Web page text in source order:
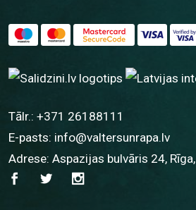
Tālr.: +371 26188111
E-pasts: info@valtersunrapa.lv
Adrese: Aspazijas bulvāris 24,